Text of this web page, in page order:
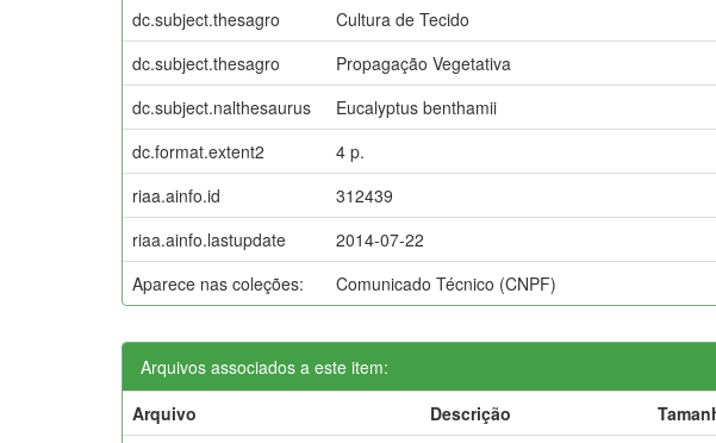
dc.subject.thesagro
Cultura de Tecido
dc.subject.thesagro
Propagação Vegetativa
dc.subject.nalthesaurus
Eucalyptus benthamii
dc.format.extent2
4 p.
riaa.ainfo.id
312439
riaa.ainfo.lastupdate
2014-07-22
Aparece nas coleções:
Comunicado Técnico (CNPF)
Arquivos associados a este item:
Arquivo
Descrição